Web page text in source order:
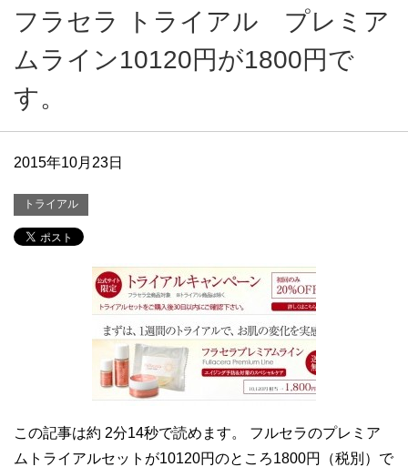
フラセラ トライアル プレミア
ムライン10120円が1800円で
す。
2015年10月23日
トライアル
この記事は約 2分14秒で読めます。 フルセラのプレミア
ムトライアルセットが10120円のところ1800円（税別）で